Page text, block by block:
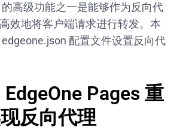
的高级功能之一是能够作为反向代
效地将客户端请求进行转发。本
配置文件设置反向代
Pages 重
反向代理